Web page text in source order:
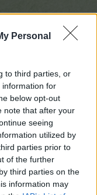
Personal
to third parties, or
information for
below opt-out
note that after your
seeing
utilized by
parties prior to
of the further
third parties on the
information may
és